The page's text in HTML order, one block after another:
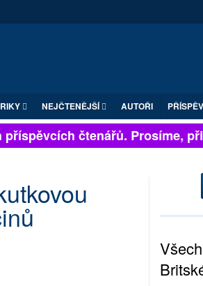
NEJČTENĚJŠÍ AUTOŘI
čtenářů. Prosíme,